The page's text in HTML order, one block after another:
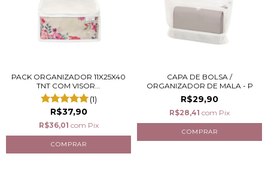
PACK ORGANIZADOR 11X25X40
TNT COM VISOR...
(1)
R$37,90
R$36,01 com Pix
CAPA DE BOLSA /
ORGANIZADOR DE MALA - P
R$29,90
R$28,41 com Pix